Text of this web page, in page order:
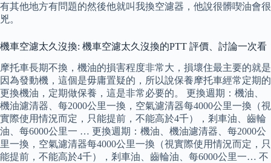
有其他地方有問題的然後他就叫我換空濾器，他說很髒喫油會很
兇。
機車空濾太久沒換: 機車空濾太久沒換的PTT 評價、討論一次看
摩托車長期不換，機油的損害程度非常大，損壞住最主要的就是
因為發動機，這個是毋庸置疑的，所以說保養摩托車經常定期的
更換機油，定期做保養，這是非常必要的。 更換週期：機油、
機油濾清器、每2000公里一換，空氣濾清器每4000公里一換（視
實際使用情況而定，只能提前，不能高於4千），剎車油、齒輪
油、每6000公里一 … 更換週期：機油、機油濾清器、每2000公
里一換，空氣濾清器每4000公里一換（視實際使用情況而定，只
能提前，不能高於4千），剎車油、齒輪油、每6000公里一… 不